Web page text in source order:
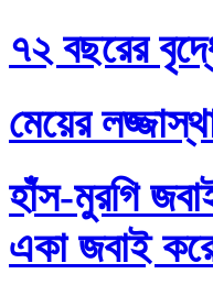
৭২ বছরের
মেয়ের
হাঁস-মুরগি
একা জবাই